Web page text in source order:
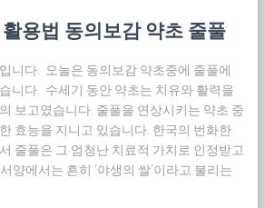
용법 동의보감 약초 줄풀
니다. 오늘은 동의보감 약초중에 줄풀에
니다. 수세기 동안 약초는 치유와 활력을
보고였습니다. 줄풀을 연상시키는 약초 중
효능을 지니고 있습니다. 한국의 번화한
줄풀은 그 엄청난 치료적 가치로 인정받고
에서는 흔히 ‘야생의 쌀’이라고 불리는